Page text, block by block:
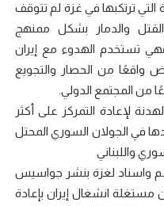
التي ترتكبها في غزة لم تتوقف
والدمار بشكل ممنهج
تستخدم الهدوء مع إيران
واقعًا من الحصار والتجويع
من المجتمع الدولي.
لإعادة التمركز على أكثر
في الجولان السوري المحتل
واللبناني
واسناد لغزة بنشر جواسيس
مستغلة انشغال إيران بإعادة